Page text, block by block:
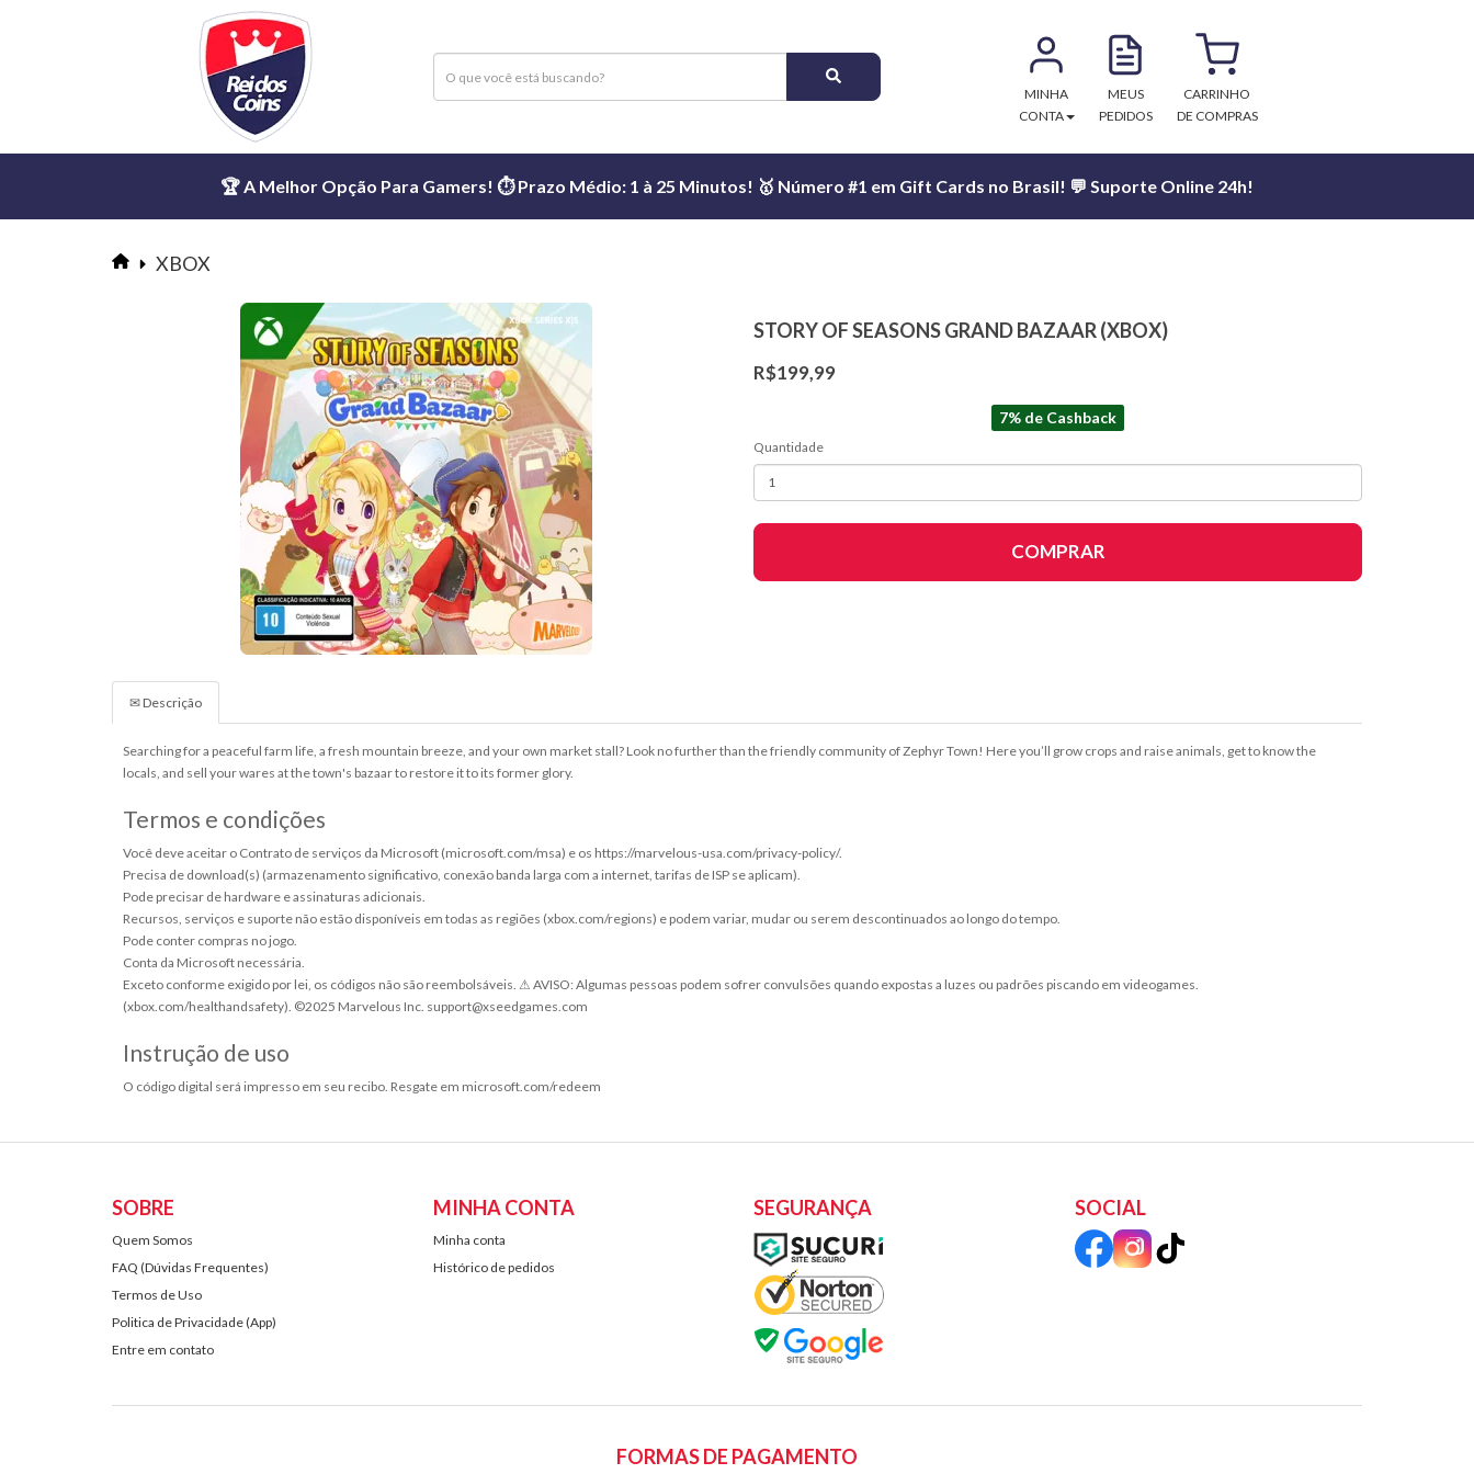
MINHA
CONTA
MEUS
PEDIDOS
CARRINHO
DE COMPRAS
🏆 A Melhor Opção Para Gamers! ⏱️ Prazo Médio: 1 à 25 Minutos! 🥇 Número #1 em Gift Cards no Brasil! 💬 Suporte Online 24h!
XBOX
STORY OF SEASONS GRAND BAZAAR (XBOX)
R$199,99
7% de Cashback
Quantidade
COMPRAR
✉ Descrição
Searching for a peaceful farm life, a fresh mountain breeze, and your own market stall? Look no further than the friendly community of Zephyr Town! Here you’ll grow crops and raise animals, get to know the
locals, and sell your wares at the town's bazaar to restore it to its former glory.
Termos e condições
Você deve aceitar o Contrato de serviços da Microsoft (microsoft.com/msa) e os https://marvelous-usa.com/privacy-policy/.
Precisa de download(s) (armazenamento significativo, conexão banda larga com a internet, tarifas de ISP se aplicam).
Pode precisar de hardware e assinaturas adicionais.
Recursos, serviços e suporte não estão disponíveis em todas as regiões (xbox.com/regions) e podem variar, mudar ou serem descontinuados ao longo do tempo.
Pode conter compras no jogo.
Conta da Microsoft necessária.
Exceto conforme exigido por lei, os códigos não são reembolsáveis. ⚠ AVISO: Algumas pessoas podem sofrer convulsões quando expostas a luzes ou padrões piscando em videogames.
(xbox.com/healthandsafety). ©2025 Marvelous Inc. support@xseedgames.com
Instrução de uso
O código digital será impresso em seu recibo. Resgate em microsoft.com/redeem
SOBRE
Quem Somos
FAQ (Dúvidas Frequentes)
Termos de Uso
Politica de Privacidade (App)
Entre em contato
MINHA CONTA
Minha conta
Histórico de pedidos
SEGURANÇA SOCIAL
FORMAS DE PAGAMENTO